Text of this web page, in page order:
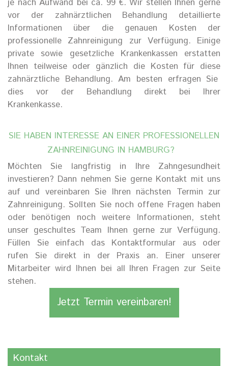
je nach Aufwand bei ca. 99 €. Wir stellen Ihnen gerne
vor der zahnärztlichen Behandlung detaillierte
Informationen über die genauen Kosten der
professionelle Zahnreinigung zur Verfügung. Einige
private sowie gesetzliche Krankenkassen erstatten
Ihnen teilweise oder gänzlich die Kosten für diese
zahnärztliche Behandlung. Am besten erfragen Sie
dies vor der Behandlung direkt bei Ihrer
Krankenkasse.
SIE HABEN INTERESSE AN EINER PROFESSIONELLEN
ZAHNREINIGUNG IN HAMBURG?
Möchten Sie langfristig in Ihre Zahngesundheit
investieren? Dann nehmen Sie gerne Kontakt mit uns
auf und vereinbaren Sie Ihren nächsten Termin zur
Zahnreinigung. Sollten Sie noch offene Fragen haben
oder benötigen noch weitere Informationen, steht
unser geschultes Team Ihnen gerne zur Verfügung.
Füllen Sie einfach das Kontaktformular aus oder
rufen Sie direkt in der Praxis an. Einer unserer
Mitarbeiter wird Ihnen bei all Ihren Fragen zur Seite
stehen.
Jetzt Termin vereinbaren!
Kontakt